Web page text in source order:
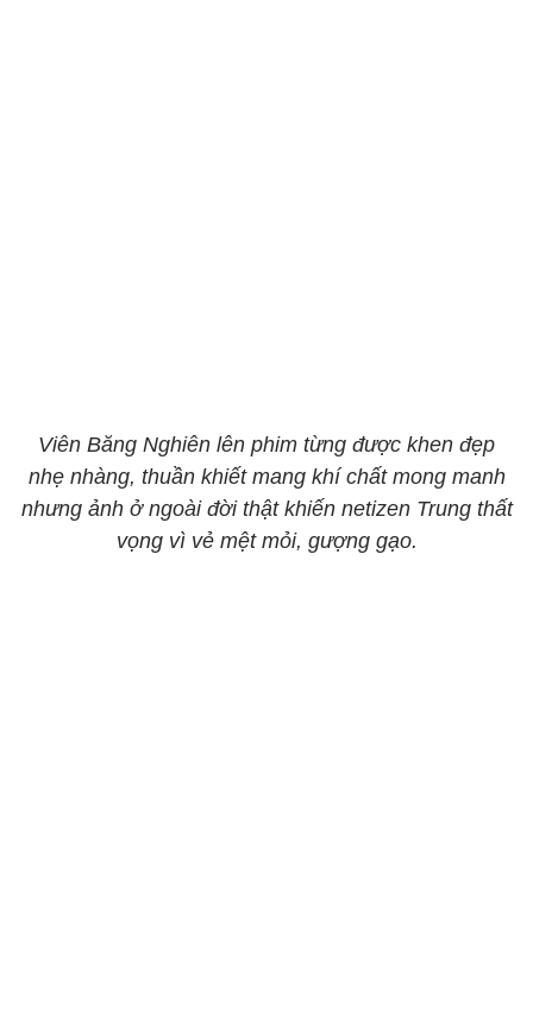
Viên Băng Nghiên lên phim từng được khen đẹp
nhẹ nhàng, thuần khiết mang khí chất mong manh
nhưng ảnh ở ngoài đời thật khiến netizen Trung thất
vọng vì vẻ mệt mỏi, gượng gạo.